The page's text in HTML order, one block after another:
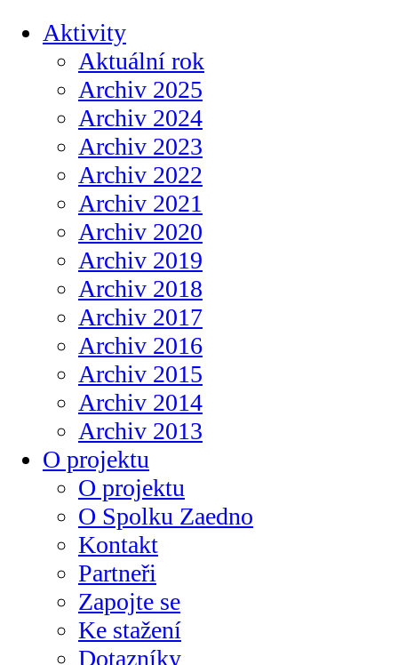
Aktivity
Aktuální rok
Archiv 2025
Archiv 2024
Archiv 2023
Archiv 2022
Archiv 2021
Archiv 2020
Archiv 2019
Archiv 2018
Archiv 2017
Archiv 2016
Archiv 2015
Archiv 2014
Archiv 2013
O projektu
O projektu
O Spolku Zaedno
Kontakt
Partneři
Zapojte se
Ke stažení
Dotazníky